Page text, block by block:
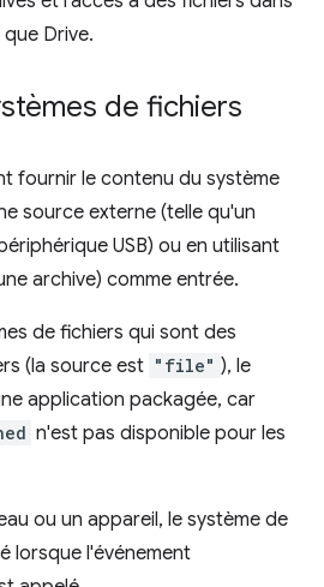
Drive.
de fichiers
fournir le contenu du système
source externe (telle qu'un
USB) ou en utilisant
archive) comme entrée.
de fichiers qui sont des
(la source est "file" ), le
application packagée, car
n'est pas disponible pour les
ou un appareil, le système de
lorsque l'événement